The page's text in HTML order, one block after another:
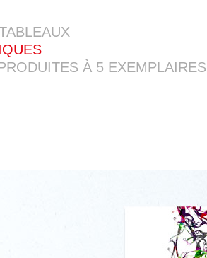
À 5 EXEMPLAIRES